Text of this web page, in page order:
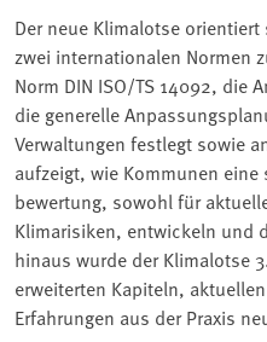
Der neue Klimalotse
zwei internationalen Normen
Norm DIN ISO/TS 14092, die
die generelle
Verwaltungen festlegt sowie
aufzeigt, wie Kommunen
bewertung, sowohl für
Klimarisiken, entwickeln und
hinaus wurde der Klimalotse
erweiterten Kapiteln,
Erfahrungen aus der Praxis